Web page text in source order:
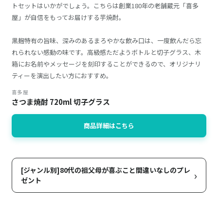
トセットはいかがでしょう。こちらは創業180年の老舗蔵元「喜多
屋」が自信をもってお届けする芋焼酎。
黒麹特有の旨味、深みのあるまろやかな飲み口は、一度飲んだら忘
れられない感動の味です。高級感ただようボトルと切子グラス、木
箱にお名前やメッセージを刻印することができるので、オリジナリ
ティーを演出したい方におすすめ。
喜多屋
さつま焼酎 720ml 切子グラス
商品詳細はこちら
[ジャンル別]80代の祖父母が喜ぶこと間違いなしのプレ
ゼント
›